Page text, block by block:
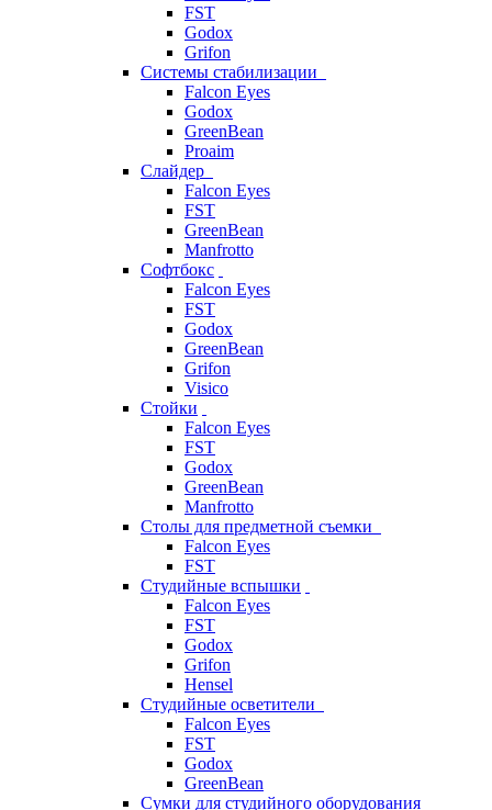
FST
Godox
Grifon
Системы стабилизации
Falcon Eyes
Godox
GreenBean
Proaim
Слайдер
Falcon Eyes
FST
GreenBean
Manfrotto
Софтбокс
Falcon Eyes
FST
Godox
GreenBean
Grifon
Visico
Стойки
Falcon Eyes
FST
Godox
GreenBean
Manfrotto
Столы для предметной съемки
Falcon Eyes
FST
Студийные вспышки
Falcon Eyes
FST
Godox
Grifon
Hensel
Студийные осветители
Falcon Eyes
FST
Godox
GreenBean
Сумки для студийного оборудования